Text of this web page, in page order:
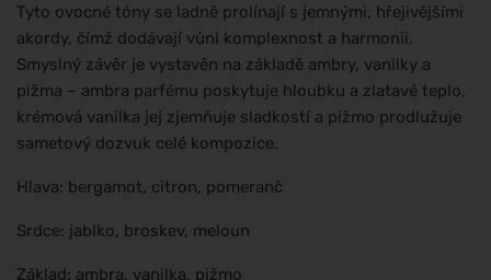
Tyto ovocné tóny se ladně prolínají s jemnými, hřejivějšími
akordy, čímž dodávají vůni komplexnost a harmonii.
Smyslný závěr je vystavěn na základě ambry, vanilky a
pižma – ambra parfému poskytuje hloubku a zlatavé teplo,
krémová vanilka jej zjemňuje sladkostí a pižmo prodlužuje
sametový dozvuk celé kompozice.
Hlava: bergamot, citron, pomeranč
Srdce: jablko, broskev, meloun
Základ: ambra, vanilka, pižmo